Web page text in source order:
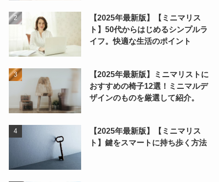
【2025年最新版】【ミニマリス
ト】50代からはじめるシンプルラ
イフ。快適な生活のポイント
【2025年最新版】ミニマリストに
おすすめの椅子12選！ミニマルデ
ザインのものを厳選して紹介。
【2025年最新版】【ミニマリス
ト】鍵をスマートに持ち歩く方法